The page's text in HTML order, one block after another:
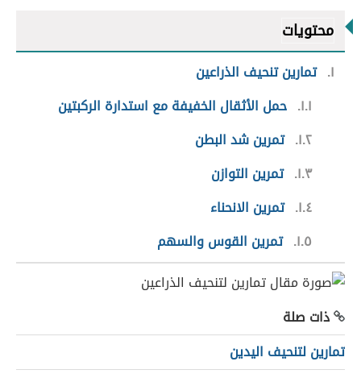
محتويات
١ تمارين تنحيف الذراعين
١.١ حمل الأثقال الخفيفة مع استدارة الركبتين
١.٢ تمرين شد البطن
١.٣ تمرين التوازن
١.٤ تمرين الانحناء
١.٥ تمرين القوس والسهم
ذات صلة
تمارين لتنحيف اليدين